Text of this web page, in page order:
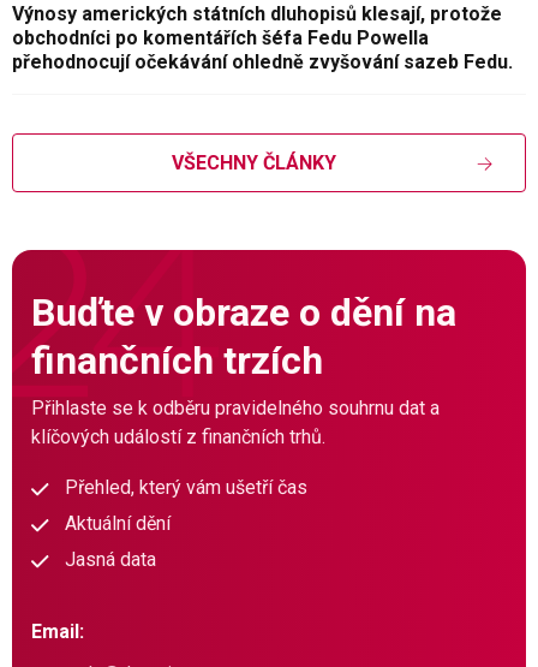
Výnosy amerických státních dluhopisů klesají, protože
obchodníci po komentářích šéfa Fedu Powella
přehodnocují očekávání ohledně zvyšování sazeb Fedu.
VŠECHNY ČLÁNKY
Buďte v obraze o dění na
finančních trzích
Přihlaste se k odběru pravidelného souhrnu dat a
klíčových událostí z finančních trhů.
Přehled, který vám ušetří čas
Aktuální dění
Jasná data
Email: